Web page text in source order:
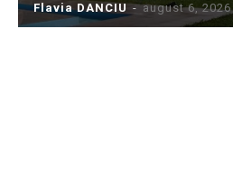
Flavia DANCIU - august 6, 2026